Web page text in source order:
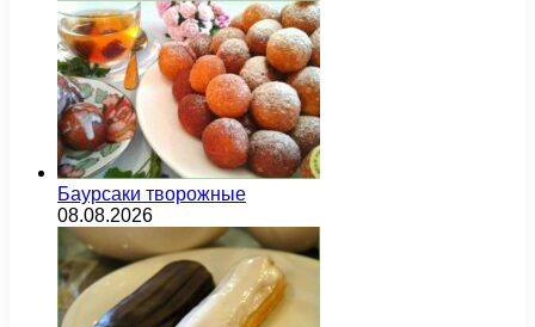
Баурсаки творожные
08.08.2026